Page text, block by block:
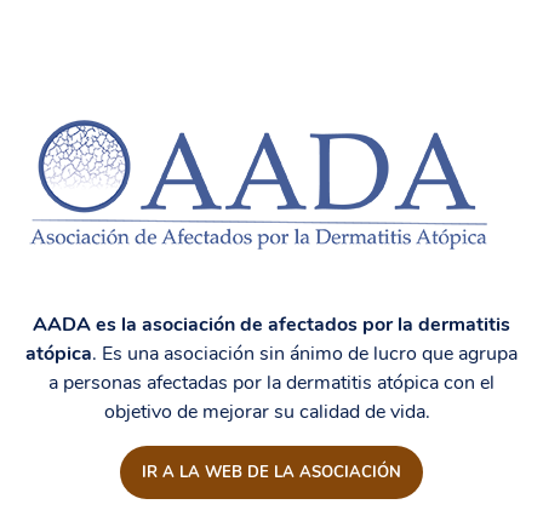
AADA es la asociación de afectados por la dermatitis
atópica. Es una asociación sin ánimo de lucro que agrupa
a personas afectadas por la dermatitis atópica con el
objetivo de mejorar su calidad de vida.
IR A LA WEB DE LA ASOCIACIÓN